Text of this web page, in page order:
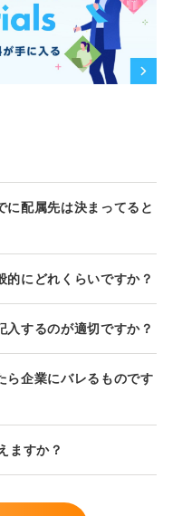
に配属先は決まってると
的にどれくらいですか？
入するのが適切ですか？
ら企業にバレるものです
ますか？